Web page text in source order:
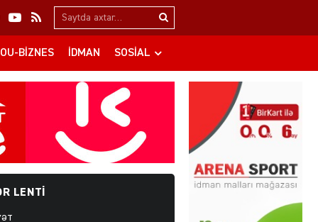
Search…
BIZNES İDMAN SOSIAL
LENTI